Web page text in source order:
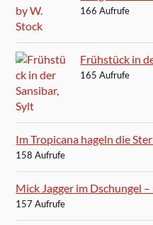
166 Aufrufe
Frühstück in
165 Aufrufe
Im Tropicana hageln die
158 Aufrufe
Mick Jagger im Dschungel
157 Aufrufe